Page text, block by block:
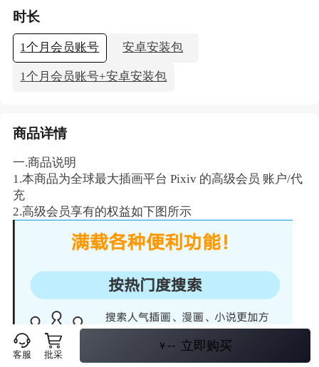
时长
1个月会员账号 安卓安装包
1个月会员账号+安卓安装包
商品详情
一.商品说明
1.本商品为全球最大插画平台 Pixiv 的高级会员 账户/代
充
2.高级会员享有的权益如下图所示
客服 批采
￥ -- 立即购买